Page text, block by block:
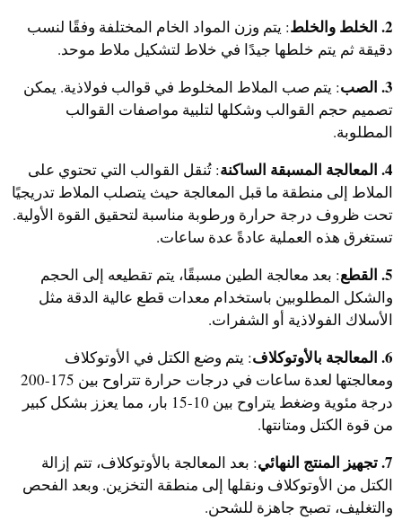
2. الخلط والخلط
: يتم وزن المواد الخام المختلفة وفقًا لنسب
دقيقة ثم يتم خلطها جيدًا في خلاط لتشكيل ملاط موحد.
3. الصب
: يتم صب الملاط المخلوط في قوالب فولاذية. يمكن
تصميم حجم القوالب وشكلها لتلبية مواصفات القوالب
المطلوبة.
4. المعالجة المسبقة الساكنة
: تُنقل القوالب التي تحتوي على
الملاط إلى منطقة ما قبل المعالجة حيث يتصلب الملاط تدريجيًا
تحت ظروف درجة حرارة ورطوبة مناسبة لتحقيق القوة الأولية.
تستغرق هذه العملية عادةً عدة ساعات.
5. القطع
: بعد معالجة الطين مسبقًا، يتم تقطيعه إلى الحجم
والشكل المطلوبين باستخدام معدات قطع عالية الدقة مثل
الأسلاك الفولاذية أو الشفرات.
6. المعالجة بالأوتوكلاف
: يتم وضع الكتل في الأوتوكلاف
ومعالجتها لعدة ساعات في درجات حرارة تتراوح بين 175-200
درجة مئوية وضغط يتراوح بين 10-15 بار، مما يعزز بشكل كبير
من قوة الكتل ومتانتها.
7. تجهيز المنتج النهائي
: بعد المعالجة بالأوتوكلاف، تتم إزالة
الكتل من الأوتوكلاف ونقلها إلى منطقة التخزين. وبعد الفحص
والتغليف، تصبح جاهزة للشحن.